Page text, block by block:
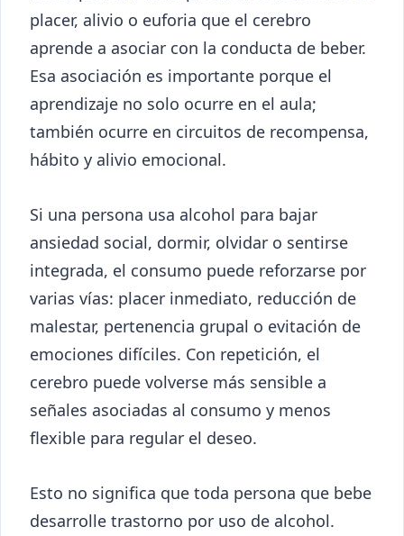
placer, alivio o euforia que el cerebro
aprende a asociar con la conducta de beber.
Esa asociación es importante porque el
aprendizaje no solo ocurre en el aula;
también ocurre en circuitos de recompensa,
hábito y alivio emocional.
Si una persona usa alcohol para bajar
ansiedad social, dormir, olvidar o sentirse
integrada, el consumo puede reforzarse por
varias vías: placer inmediato, reducción de
malestar, pertenencia grupal o evitación de
emociones difíciles. Con repetición, el
cerebro puede volverse más sensible a
señales asociadas al consumo y menos
flexible para regular el deseo.
Esto no significa que toda persona que bebe
desarrolle trastorno por uso de alcohol.